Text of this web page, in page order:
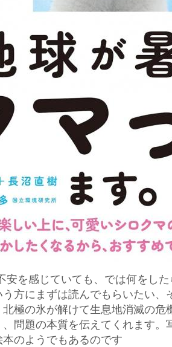
安を感じていても、では何をし
方にまずは読んでもらいたい、
北極の氷が解けて生息地消滅の危
問題の本質を伝えてくれます。
のようでもあるのです